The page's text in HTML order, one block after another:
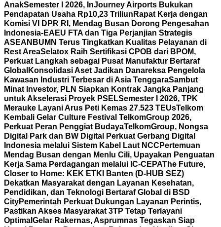
AnakSemester I 2026, InJourney Airports Bukukan
Pendapatan Usaha Rp10,23 Triliun Rapat Kerja dengan
Komisi VI DPR RI, Mendag Busan Dorong Pengesahan
Indonesia-EAEU FTA dan Tiga Perjanjian Strategis
ASEAN BUMN Terus Tingkatkan Kualitas Pelayanan di
Rest AreaSelatox Raih Sertifikasi CPOB dari BPOM,
Perkuat Langkah sebagai Pusat Manufaktur Bertaraf
Global Konsolidasi Aset Jadikan Danareksa Pengelola
Kawasan Industri Terbesar di Asia TenggaraSambut
Minat Investor, PLN Siapkan Kontrak Jangka Panjang
untuk Akselerasi Proyek PSELSemester I 2026, TPK
Merauke Layani Arus Peti Kemas 27.523 TEUsTelkom
Kembali Gelar Culture Festival TelkomGroup 2026,
Perkuat Peran Penggiat BudayaTelkomGroup, Nongsa
Digital Park dan BW Digital Perkuat Gerbang Digital
Indonesia melalui Sistem Kabel Laut NCC Pertemuan
Mendag Busan dengan Menlu Cili, Upayakan Penguatan
Kerja Sama Perdagangan melalui IC-CEPAThe Future,
Closer to Home: KEK ETKI Banten (D-HUB SEZ)
Dekatkan Masyarakat dengan Layanan Kesehatan,
Pendidikan, dan Teknologi Bertaraf Global di BSD
CityPemerintah Perkuat Dukungan Layanan Perintis,
Pastikan Akses Masyarakat 3TP Tetap Terlayani
Optimal Gelar Rakernas, Asprumnas Tegaskan Siap